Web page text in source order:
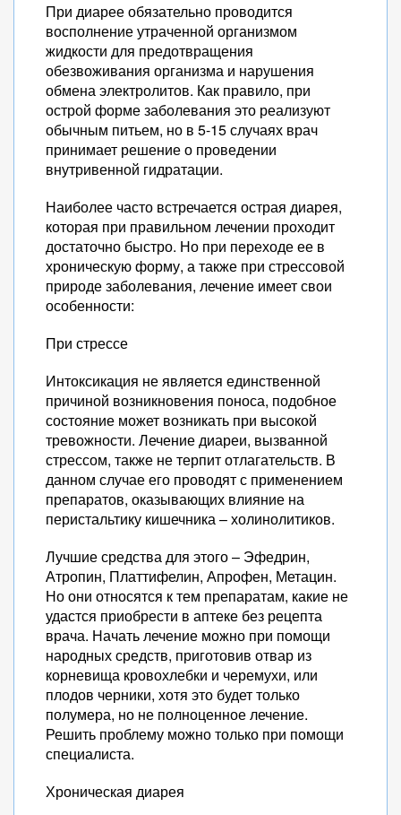
При диарее обязательно проводится
восполнение утраченной организмом
жидкости для предотвращения
обезвоживания организма и нарушения
обмена электролитов. Как правило, при
острой форме заболевания это реализуют
обычным питьем, но в 5-15 случаях врач
принимает решение о проведении
внутривенной гидратации.
Наиболее часто встречается острая диарея,
которая при правильном лечении проходит
достаточно быстро. Но при переходе ее в
хроническую форму, а также при стрессовой
природе заболевания, лечение имеет свои
особенности:
При стрессе
Интоксикация не является единственной
причиной возникновения поноса, подобное
состояние может возникать при высокой
тревожности. Лечение диареи, вызванной
стрессом, также не терпит отлагательств. В
данном случае его проводят с применением
препаратов, оказывающих влияние на
перистальтику кишечника – холинолитиков.
Лучшие средства для этого – Эфедрин,
Атропин, Платтифелин, Апрофен, Метацин.
Но они относятся к тем препаратам, какие не
удастся приобрести в аптеке без рецепта
врача. Начать лечение можно при помощи
народных средств, приготовив отвар из
корневища кровохлебки и черемухи, или
плодов черники, хотя это будет только
полумера, но не полноценное лечение.
Решить проблему можно только при помощи
специалиста.
Хроническая диарея